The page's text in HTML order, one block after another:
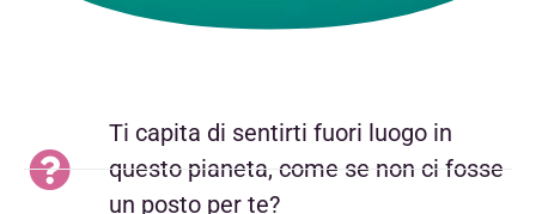
Ti capita di sentirti fuori luogo in
questo pianeta, come se non ci fosse
un posto per te?